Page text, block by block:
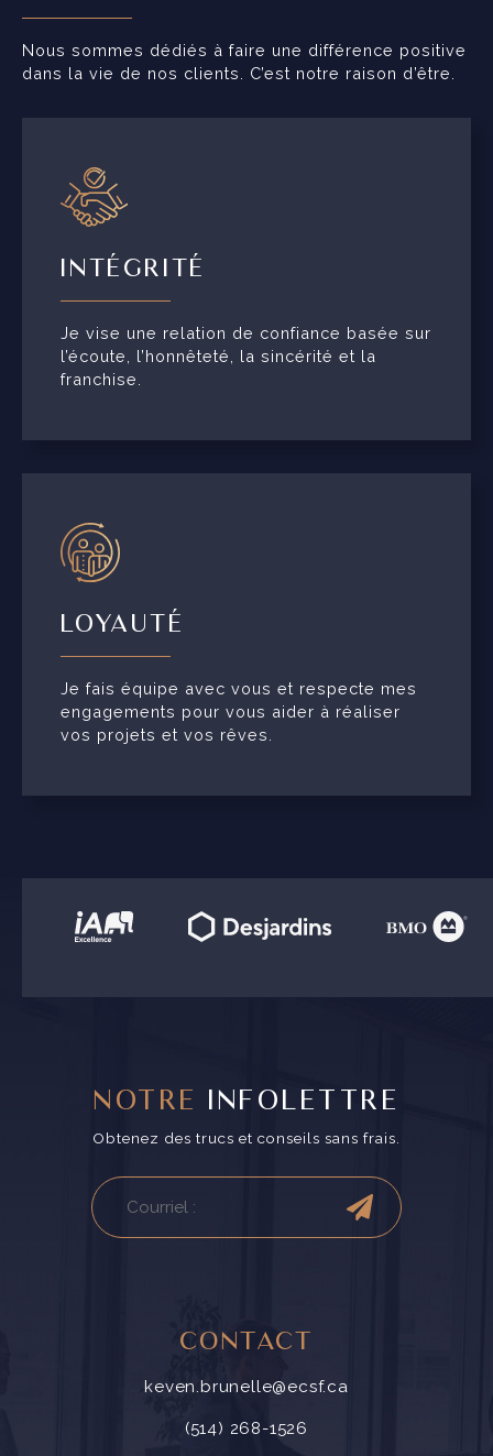
Nous sommes dédiés à faire une différence positive
dans la vie de nos clients. C’est notre raison d’être.
INTÉGRITÉ
Je vise une relation de confiance basée sur
l’écoute, l’honnêteté, la sincérité et la
franchise.
LOYAUTÉ
Je fais équipe avec vous et respecte mes
engagements pour vous aider à réaliser
vos projets et vos rêves.
NOTRE INFOLETTRE
Obtenez des trucs et conseils sans frais.
CONTACT
keven.brunelle@ecsf.ca
(514) 268-1526